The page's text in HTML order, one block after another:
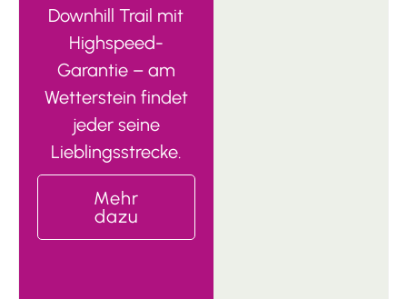
Downhill Trail mit
Highspeed-
Garantie – am
Wetterstein findet
jeder seine
Lieblingsstrecke.
Mehr
dazu